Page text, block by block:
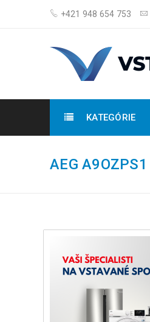
+421 948 654 753
KATEGÓRIE
AEG